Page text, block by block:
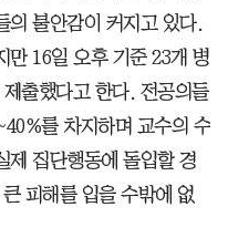
의 불안감이 커지고 있다.
만 16일 오후 기준 23개 병
출했다고 한다. 전공의들
를 차지하며 교수의 수
제 집단행동에 돌입할 경
피해를 입을 수밖에 없